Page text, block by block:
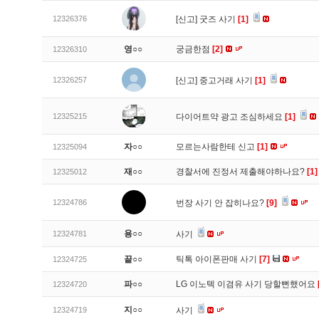
12326376 [신고] 굿즈 사기 [1]
12326310 영○○ 궁금한점 [2]
12326257 [신고] 중고거래 사기 [1]
12325215 다이어트약 광고 조심하세요 [1]
12325094 자○○ 모르는사람한테 신고 [1]
12325012 재○○ 경찰서에 진정서 제출해야하나요? [1]
12324786 번장 사기 안 잡히나요? [9]
12324781 용○○ 사기
12324725 끝○○ 틱톡 아이폰판매 사기 [7]
12324720 파○○ LG 이노텍 이겸유 사기 당할뻔했어요
12324719 지○○ 사기